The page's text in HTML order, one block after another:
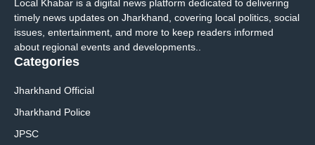
Local Khabar is a digital news platform dedicated to delivering
timely news updates on Jharkhand, covering local politics, social
issues, entertainment, and more to keep readers informed
about regional events and developments..
Categories
Jharkhand Official
Jharkhand Police
JPSC